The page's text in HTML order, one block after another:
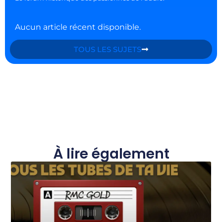
Aucun article récent disponible.
TOUS LES SUJETS
À lire également